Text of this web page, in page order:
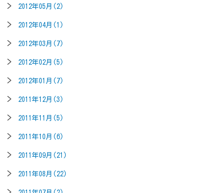
2012年05月(2)
2012年04月(1)
2012年03月(7)
2012年02月(5)
2012年01月(7)
2011年12月(3)
2011年11月(5)
2011年10月(6)
2011年09月(21)
2011年08月(22)